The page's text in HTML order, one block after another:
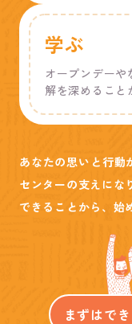
学ぶ
オープンデー
解を深めること
あなたの思いと行動
センターの支えにな
できることから、始
まずはで